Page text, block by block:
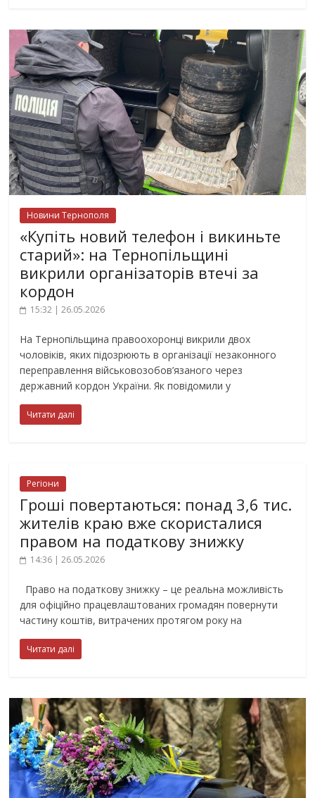
Новини Тернополя
«Купіть новий телефон і викиньте
старий»: на Тернопільщині
викрили організаторів втечі за
кордон
15:32 | 26.05.2026
На Тернопільщина правоохоронці викрили двох
чоловіків, яких підозрюють в організації незаконного
переправлення військовозобов’язаного через
державний кордон України. Як повідомили у
Читати далі
Регіони
Гроші повертаються: понад 3,6 тис.
жителів краю вже скористалися
правом на податкову знижку
14:36 | 26.05.2026
Право на податкову знижку – це реальна можливість
для офіційно працевлаштованих громадян повернути
частину коштів, витрачених протягом року на
Читати далі